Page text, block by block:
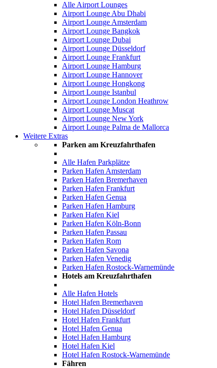
Alle Airport Lounges
Airport Lounge Abu Dhabi
Airport Lounge Amsterdam
Airport Lounge Bangkok
Airport Lounge Dubai
Airport Lounge Düsseldorf
Airport Lounge Frankfurt
Airport Lounge Hamburg
Airport Lounge Hannover
Airport Lounge Hongkong
Airport Lounge Istanbul
Airport Lounge London Heathrow
Airport Lounge Muscat
Airport Lounge New York
Airport Lounge Palma de Mallorca
Weitere Extras
Parken am Kreuzfahrthafen
Alle Hafen Parkplätze
Parken Hafen Amsterdam
Parken Hafen Bremerhaven
Parken Hafen Frankfurt
Parken Hafen Genua
Parken Hafen Hamburg
Parken Hafen Kiel
Parken Hafen Köln-Bonn
Parken Hafen Passau
Parken Hafen Rom
Parken Hafen Savona
Parken Hafen Venedig
Parken Hafen Rostock-Warnemünde
Hotels am Kreuzfahrthafen
Alle Hafen Hotels
Hotel Hafen Bremerhaven
Hotel Hafen Düsseldorf
Hotel Hafen Frankfurt
Hotel Hafen Genua
Hotel Hafen Hamburg
Hotel Hafen Kiel
Hotel Hafen Rostock-Warnemünde
Fähren